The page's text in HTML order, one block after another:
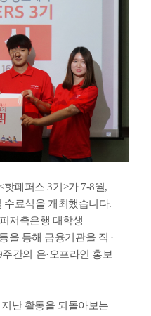
<핫페퍼스 3기 >가 7-8월,
수료식을 개최했습니다.
저축은행 대학생
을 통해 금융기관을 직 ·
주간의 온·오프라인 홍보
난 활동을 되돌아보는